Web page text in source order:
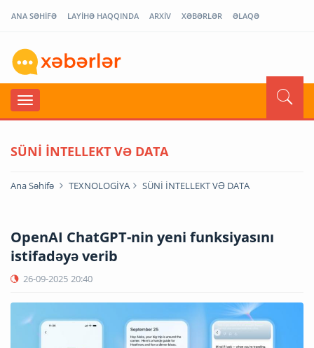
ANA SƏHİFƏ LAYİHƏ HAQQINDA ARXİV XƏBƏRLƏR ƏLAQƏ
SÜNİ İNTELLEKT VƏ DATA
Ana Səhifə TEXNOLOGİYA SÜNİ İNTELLEKT VƏ DATA
OpenAI ChatGPT-nin yeni funksiyasını
istifadəyə verib
26-09-2025 20:40